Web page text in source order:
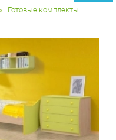
Готовые комплекты